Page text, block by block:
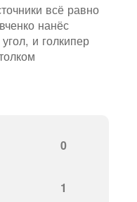
всё равно
нанёс
и голкипер
0
1